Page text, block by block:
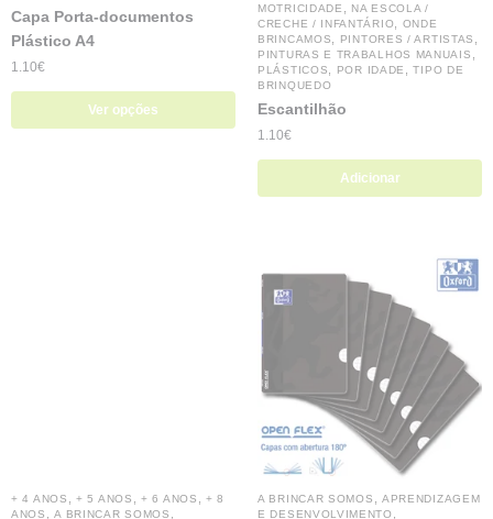
Capa Porta-documentos
Plástico A4
1.10€
Ver opções
MOTRICIDADE
NA ESCOLA /
CRECHE / INFANTÁRIO
ONDE
BRINCAMOS
PINTORES / ARTISTAS
PINTURAS E TRABALHOS MANUAIS
PLÁSTICOS POR IDADE ,TIPO DE
BRINQUEDO
Escantilhão
1.10€
Adicionar
+ 4 ANOS ,+ 5 ANOS ,+ 6 ANOS ,+ 8
ANOS
,A BRINCAR SOMOS
A BRINCAR SOMOS
APRENDIZAGEM
E DESENVOLVIMENTO